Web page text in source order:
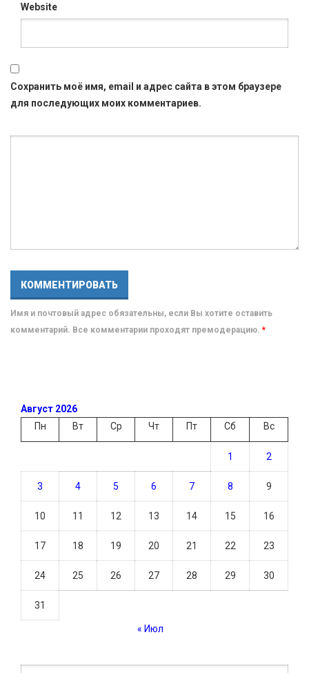
Website
Сохранить моё имя, email и адрес сайта в этом браузере
для последующих моих комментариев.
Имя и почтовый адрес обязательны, если Вы хотите оставить
комментарий. Все комментарии проходят премодерацию. *
Август 2026
Пн
Вт Ср Чт Пт Сб Вс
1 2
3 4 5 6 7 8 9
10 11 12 13 14 15 16
17 18 19 20 21 22 23
24 25 26 27 28 29 30
31
« Июл